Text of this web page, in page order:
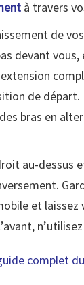
à travers
de
devant
de départ.
bras en
au-dessus
et
n’utilisez
complet